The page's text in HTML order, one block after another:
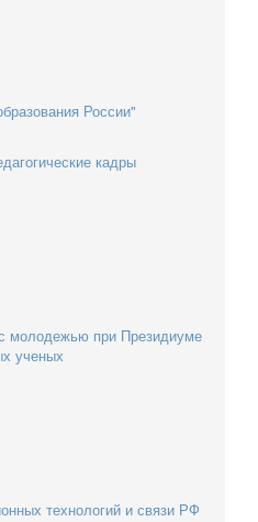
России"
кадры
молодежью при Президиуме
ученых
технологий и связи РФ